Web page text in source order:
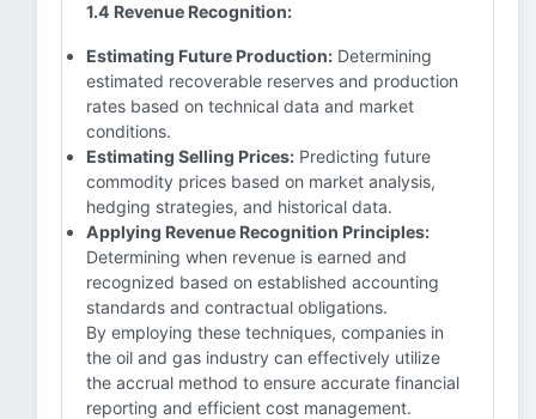
1.4 Revenue Recognition:
Estimating Future Production: Determining
estimated recoverable reserves and production
rates based on technical data and market
conditions.
Estimating Selling Prices: Predicting future
commodity prices based on market analysis,
hedging strategies, and historical data.
Applying Revenue Recognition Principles:
Determining when revenue is earned and
recognized based on established accounting
standards and contractual obligations.
By employing these techniques, companies in
the oil and gas industry can effectively utilize
the accrual method to ensure accurate financial
reporting and efficient cost management.